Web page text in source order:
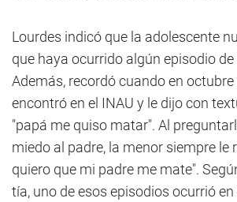
Lourdes indicó que la adolescente
que haya ocurrido algún episodio
Además, recordó cuando en octubre
encontró en el INAU y le dijo con
"papá me quiso matar". Al
miedo al padre, la menor siempre le
quiero que mi padre me mate".
tía, uno de esos episodios ocurrió